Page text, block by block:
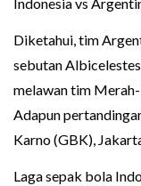
Diketahui, tim
sebutan
melawan tim
Adapun
Karno (GBK),
Laga sepak bola